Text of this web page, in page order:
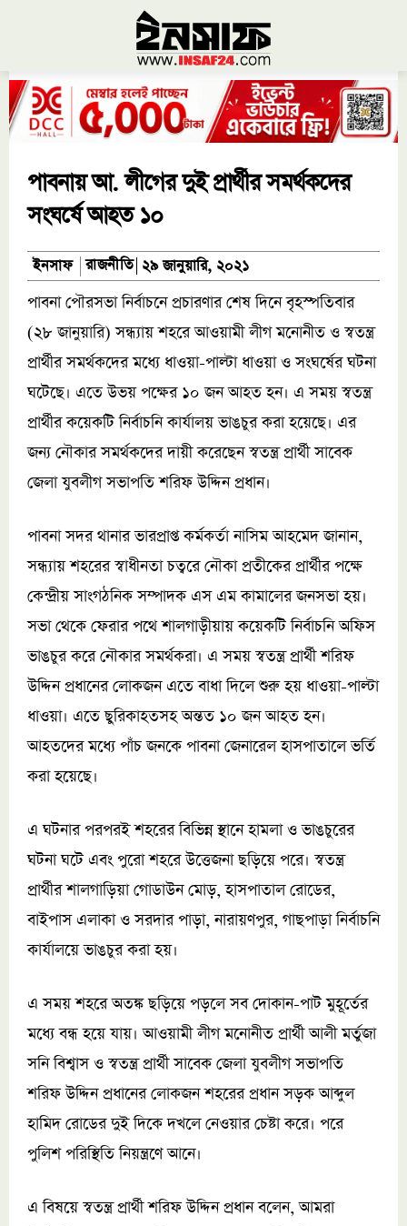
পাবনায় আ. লীগের দুই প্রার্থীর সমর্থকদের
সংঘর্ষে আহত ১০
ইনসাফ রাজনীতি ২৯ জানুয়ারি, ২০২১
পাবনা পৌরসভা নির্বাচনে প্রচারণার শেষ দিনে বৃহস্পতিবার
(২৮ জানুয়ারি) সন্ধ্যায় শহরে আওয়ামী লীগ মনোনীত ও স্বতন্ত্র
প্রার্থীর সমর্থকদের মধ্যে ধাওয়া-পাল্টা ধাওয়া ও সংঘর্ষের ঘটনা
ঘটেছে। এতে উভয় পক্ষের ১০ জন আহত হন। এ সময় স্বতন্ত্র
প্রার্থীর কয়েকটি নির্বাচনি কার্যালয় ভাঙচুর করা হয়েছে। এর
জন্য নৌকার সমর্থকদের দায়ী করেছেন স্বতন্ত্র প্রার্থী সাবেক
জেলা যুবলীগ সভাপতি শরিফ উদ্দিন প্রধান।
পাবনা সদর থানার ভারপ্রাপ্ত কর্মকর্তা নাসিম আহমেদ জানান,
সন্ধ্যায় শহরের স্বাধীনতা চত্বরে নৌকা প্রতীকের প্রার্থীর পক্ষে
কেন্দ্রীয় সাংগঠনিক সম্পাদক এস এম কামালের জনসভা হয়।
সভা থেকে ফেরার পথে শালগাড়ীয়ায় কয়েকটি নির্বাচনি অফিস
ভাঙচুর করে নৌকার সমর্থকরা। এ সময় স্বতন্ত্র প্রার্থী শরিফ
উদ্দিন প্রধানের লোকজন এতে বাধা দিলে শুরু হয় ধাওয়া-পাল্টা
ধাওয়া। এতে ছুরিকাহতসহ অন্তত ১০ জন আহত হন।
আহতদের মধ্যে পাঁচ জনকে পাবনা জেনারেল হাসপাতালে ভর্তি
করা হয়েছে।
এ ঘটনার পরপরই শহরের বিভিন্ন স্থানে হামলা ও ভাঙচুরের
ঘটনা ঘটে এবং পুরো শহরে উত্তেজনা ছড়িয়ে পরে। স্বতন্ত্র
প্রার্থীর শালগাড়িয়া গোডাউন মোড়, হাসপাতাল রোডের,
বাইপাস এলাকা ও সরদার পাড়া, নারায়ণপুর, গাছপাড়া নির্বাচনি
কার্যালয়ে ভাঙচুর করা হয়।
এ সময় শহরে অতঙ্ক ছড়িয়ে পড়লে সব দোকান-পাট মুহূর্তের
মধ্যে বন্ধ হয়ে যায়। আওয়ামী লীগ মনোনীত প্রার্থী আলী মর্তুজা
সনি বিশ্বাস ও স্বতন্ত্র প্রার্থী সাবেক জেলা যুবলীগ সভাপতি
শরিফ উদ্দিন প্রধানের লোকজন শহরের প্রধান সড়ক আব্দুল
হামিদ রোডের দুই দিকে দখলে নেওয়ার চেষ্টা করে। পরে
পুলিশ পরিস্থিতি নিয়ন্ত্রণে আনে।
এ বিষয়ে স্বতন্ত্র প্রার্থী শরিফ উদ্দিন প্রধান বলেন, আমরা